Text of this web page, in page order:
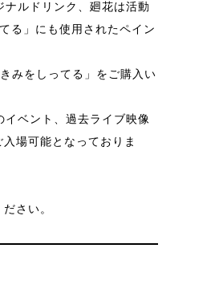
ルドリンク、廻花は活動
る」にも使用されたペイン
みをしってる」をご購入い
イベント、過去ライブ映像
場可能となっておりま
さい。